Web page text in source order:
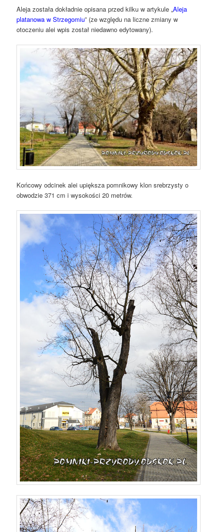
Aleja została dokładnie opisana przed kilku w artykule „Aleja
platanowa w Strzegomiu” (ze względu na liczne zmiany w
otoczeniu alei wpis został niedawno edytowany).
Końcowy odcinek alei upiększa pomnikowy klon srebrzysty o
obwodzie 371 cm i wysokości 20 metrów.